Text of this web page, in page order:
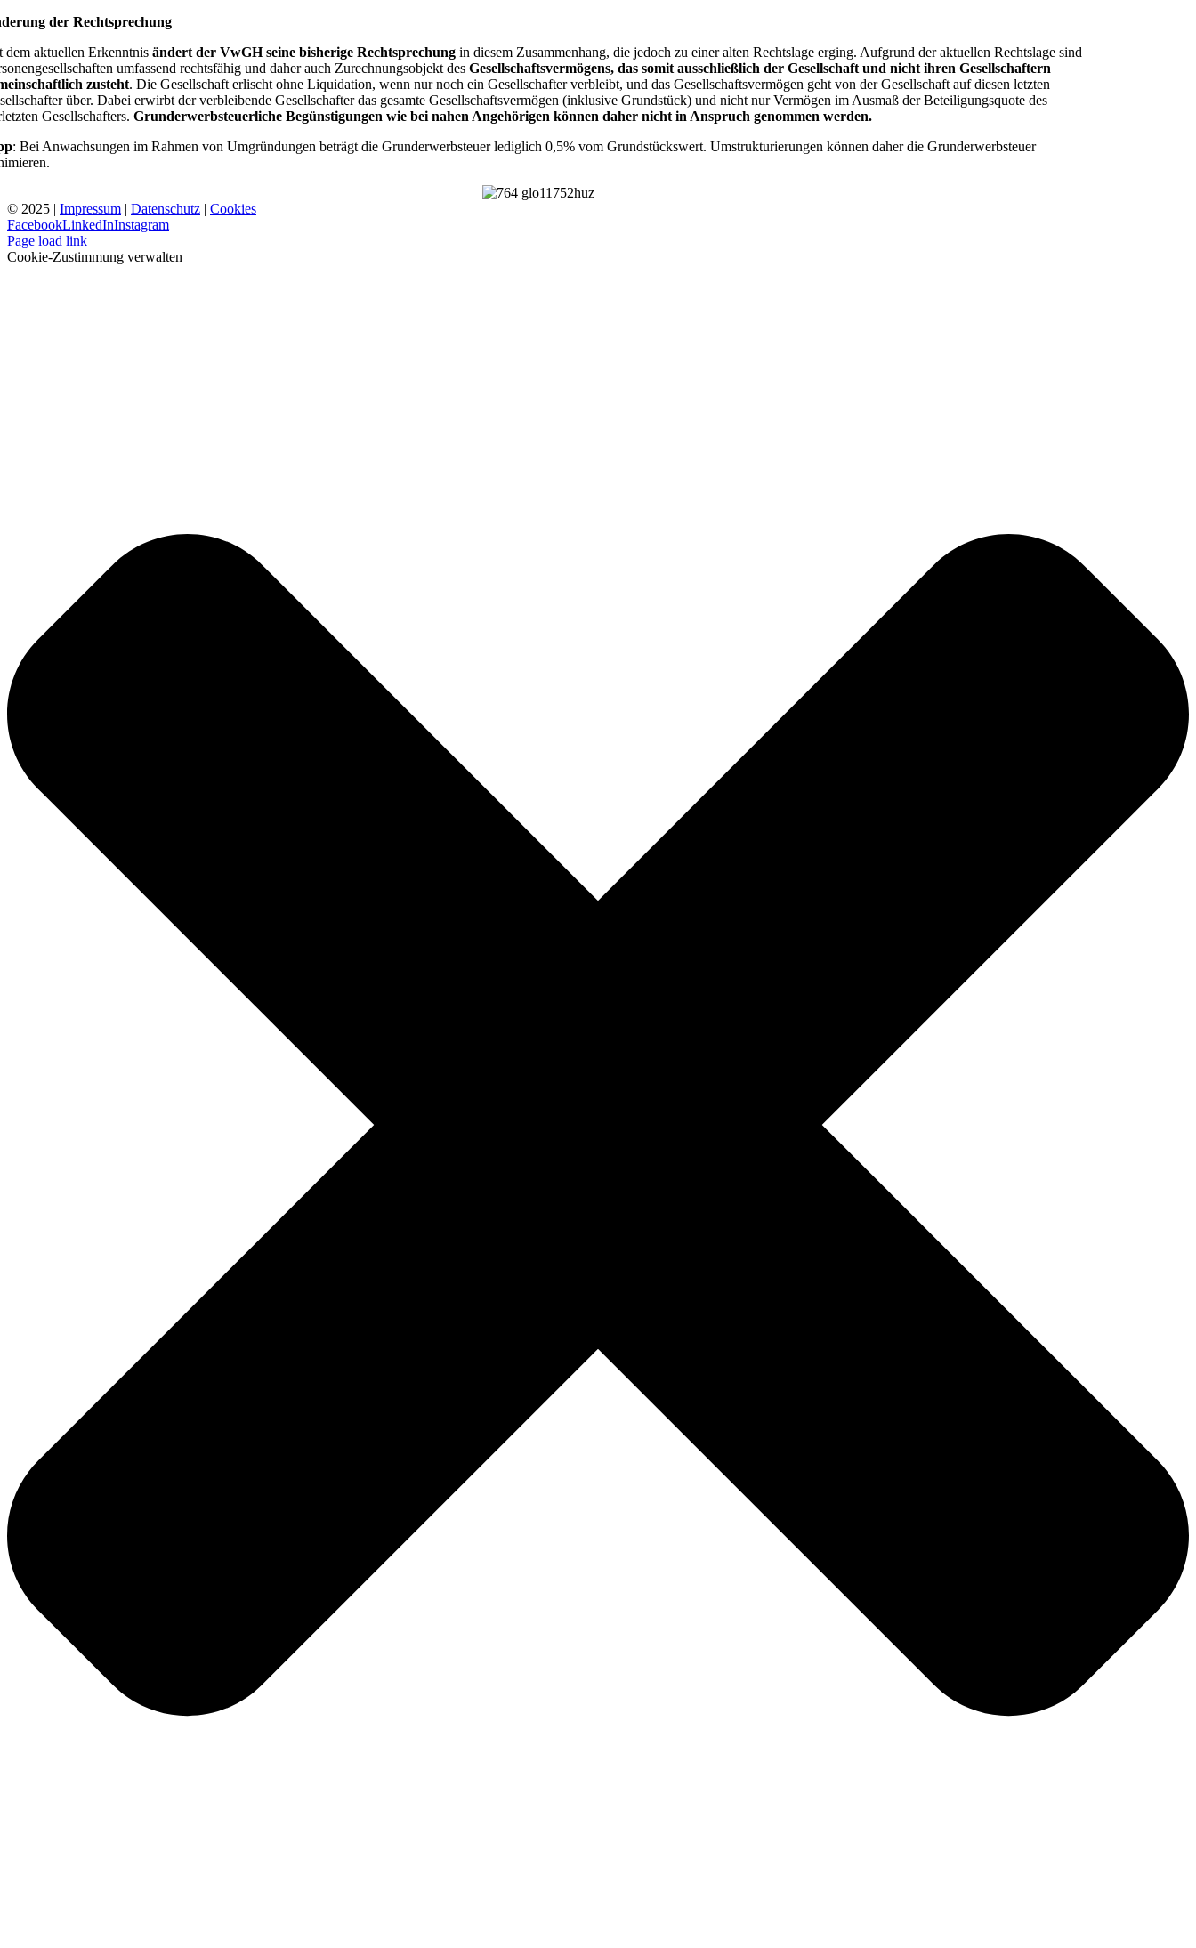
der Rechtsprechung
dem aktuellen Erkenntnisändert der VwGH seine bisherige Rechtsprechung in diesem Zusammenhang, die jedoch zu einer alten Rechtslage erging. Aufgrund der aktuellen Rechtslage sind
umfassend rechtsfähig und daher auch Zurechnungsobjekt desGesellschaftsvermögens, das somit ausschließlich der Gesellschaft und nicht ihren Gesellschaftern
zusteht. Die Gesellschaft erlischt ohne Liquidation, wenn nur noch ein Gesellschafter verbleibt, und das Gesellschaftsvermögen geht von der Gesellschaft auf diesen letzten
über. Dabei erwirbt der verbleibende Gesellschafter das gesamte Gesellschaftsvermögen (inklusive Grundstück) und nicht nur Vermögen im Ausmaß der Beteiligungsquote des
Gesellschafters.Grunderwerbsteuerliche Begünstigungen wie bei nahen Angehörigen können daher nicht in Anspruch genommen werden.
: Bei Anwachsungen im Rahmen von Umgründungen beträgt die Grunderwerbsteuer lediglich 0,5% vom Grundstückswert. Umstrukturierungen können daher die Grunderwerbsteuer
© 2025 | Impressum | Datenschutz | Cookies
FacebookLinkedInInstagram
Page load link
Cookie-Zustimmung verwalten